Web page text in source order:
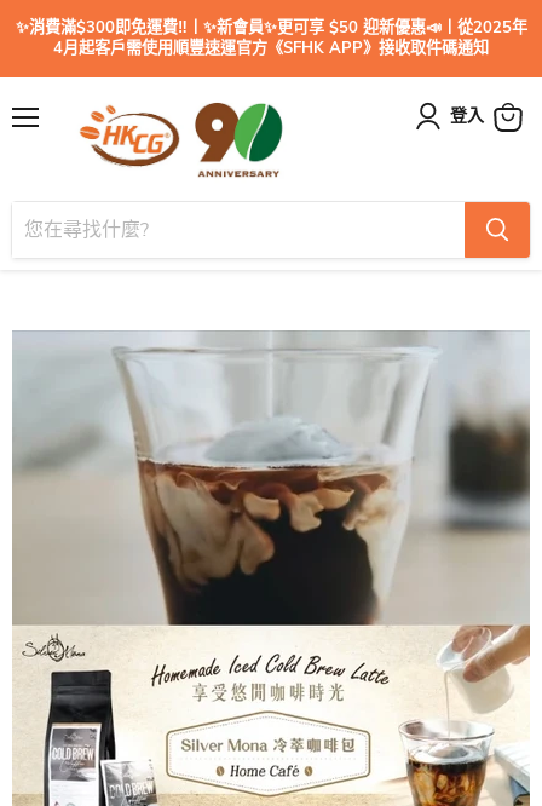
✨消費滿$300即免運費‼️丨✨新會員✨更可享 $50 迎新優惠📣丨從2025年
4月起客戶需使用順豐速運官方《SFHK APP》接收取件碼通知
登入
查
物
車